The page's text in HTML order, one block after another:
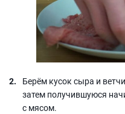
Берём кусок сыра и
затем получившуюся
с мясом.